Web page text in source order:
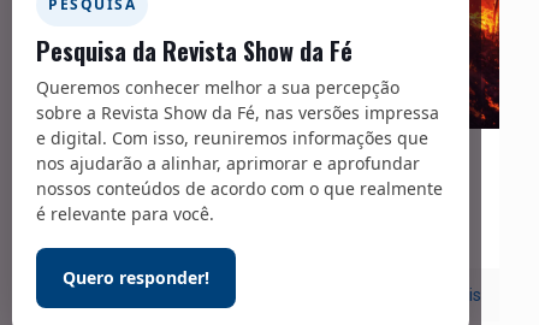
PESQUISA
Pesquisa da Revista Show da Fé
Queremos conhecer melhor a sua percepção
sobre a Revista Show da Fé, nas versões impressa
e digital. Com isso, reuniremos informações que
nos ajudarão a alinhar, aprimorar e aprofundar
nossos conteúdos de acordo com o que realmente
é relevante para você.
Quero responder!
21/07/2026
As trombetas (parte 1)
Leia mais